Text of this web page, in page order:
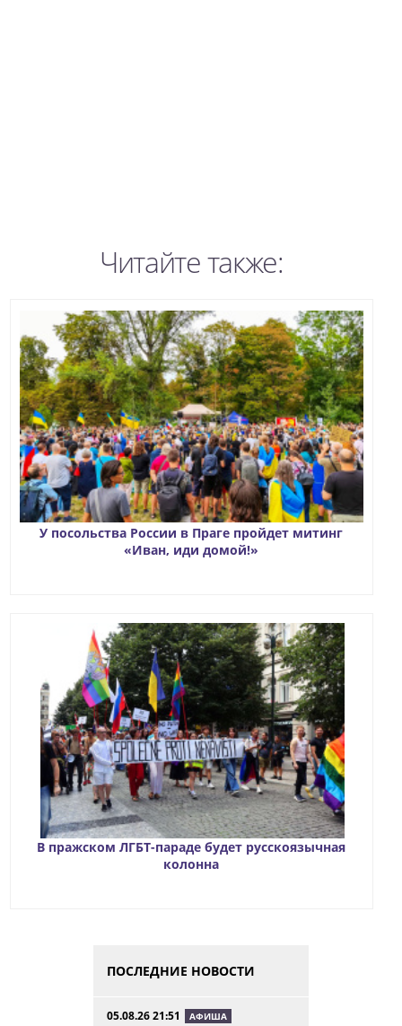
Читайте также:
У посольства России в Праге пройдет митинг
«Иван, иди домой!»
В пражском ЛГБТ-параде будет русскоязычная
колонна
ПОСЛЕДНИЕ НОВОСТИ
05.08.26 21:51 АФИША